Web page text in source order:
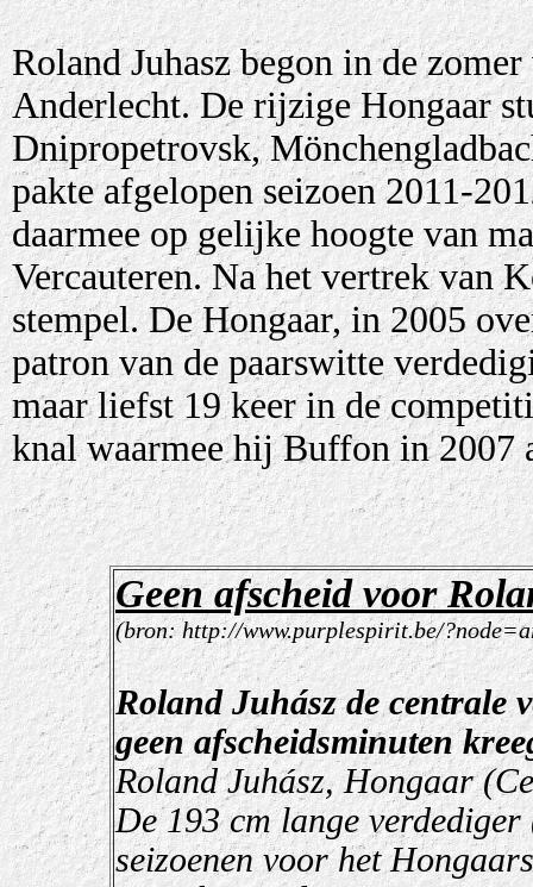
Roland Juhasz begon in de
Anderlecht. De rijzige Hongaar
Dnipropetrovsk,
pakte afgelopen seizoen 2011-
daarmee op gelijke hoogte van
Vercauteren. Na het vertrek van
stempel. De Hongaar, in 2005
patron van de paarswitte
maar liefst 19 keer in de
knal waarmee hij Buffon in 2007
Geen afscheid voor
(bron: http://www.purplespirit.be/
Roland Juhász de centrale
geen afscheidsminuten
Roland Juhász, Hongaar
De 193 cm lange
seizoenen voor het